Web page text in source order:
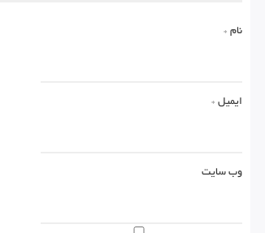
نام *
ایمیل *
وب‌ سایت